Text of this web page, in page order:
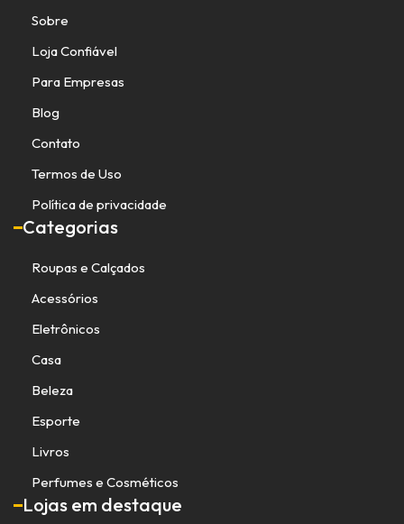
Sobre
Loja Confiável
Para Empresas
Blog
Contato
Termos de Uso
Política de privacidade
Categorias
Roupas e Calçados
Acessórios
Eletrônicos
Casa
Beleza
Esporte
Livros
Perfumes e Cosméticos
Lojas em destaque